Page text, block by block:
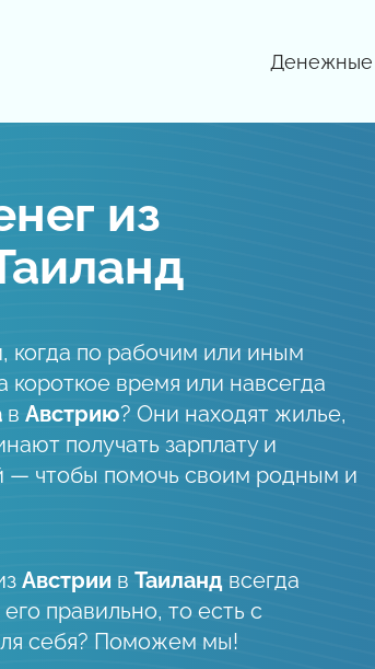
Денежные
из
по рабочим или иным
время или навсегда
в Австрию? Они находят жилье,
получать зарплату и
— чтобы помочь своим родным и
Австрии в Таиланд всегда
правильно, то есть с
себя? Поможем мы!